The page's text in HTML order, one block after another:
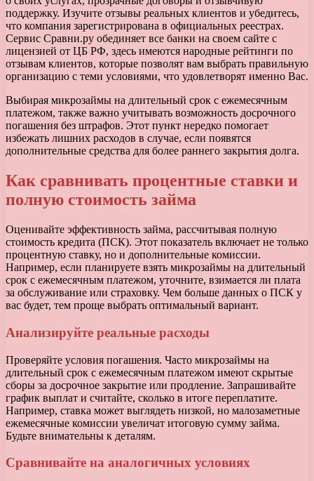
поддержку. Изучите отзывы реальных клиентов и убедитесь,
что компания зарегистрирована в официальных реестрах.
Сервис Сравни.ру обединяет все банки на своем сайте с
лицензией от ЦБ РФ, здесь имеются народные рейтинги по
отзывам клиентов, которые позволят вам выбрать правильную
организацию с теми условиями, что удовлетворят именно Вас.
Выбирая микрозаймы на длительный срок с ежемесячным
платежом, также важно учитывать возможность досрочного
погашения без штрафов. Этот пункт нередко помогает
избежать лишних расходов в случае, если появятся
дополнительные средства для более раннего закрытия долга.
Как сравнивать процентные ставки и
полную стоимость займа
Оценивайте эффективность займа, рассчитывая полную
стоимость кредита (ПСК). Этот показатель включает не только
процентную ставку, но и дополнительные комиссии.
Например, если планируете взять микрозаймы на длительный
срок с ежемесячным платежом, уточните, взимается ли плата
за обслуживание или страховку. Чем больше данных о ПСК у
вас будет, тем проще выбрать оптимальный вариант.
Анализируйте реальные расходы
Проверяйте условия погашения. Часто микрозаймы на
длительный срок с ежемесячным платежом имеют скрытые
сборы за досрочное закрытие или продление. Запрашивайте
график выплат и считайте, сколько в итоге переплатите.
Например, ставка может выглядеть низкой, но малозаметные
ежемесячные комиссии увеличат итоговую сумму займа.
Будьте внимательны к деталям.
Сравнивайте на аналогичных условиях